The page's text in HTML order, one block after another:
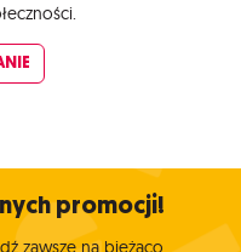
promocji!
zawsze na bieżąco